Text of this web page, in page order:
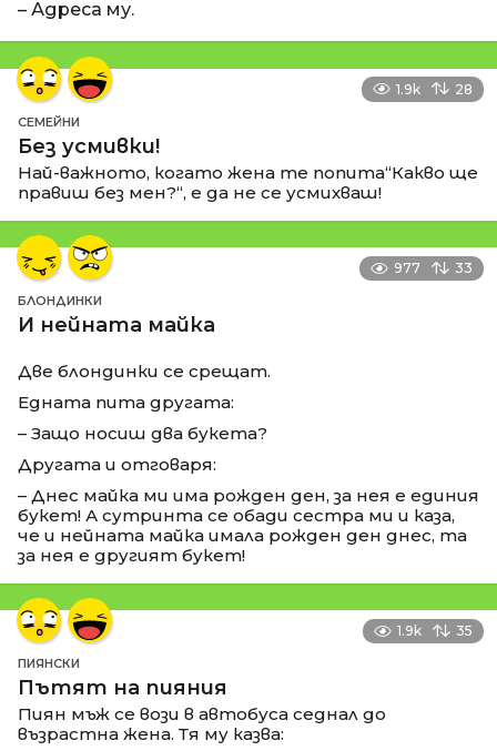
– Адреса му.
1.9k 28
СЕМЕЙНИ
Без усмивки!
Най-важното, когато жена те попита“Какво ще
правиш без мен?“, е да не се усмихваш!
977 33
БЛОНДИНКИ
И нейната майка
Две блондинки се срещат.
Едната пита другата:
– Защо носиш два букета?
Другата и отговаря:
– Днес майка ми има рожден ден, за нея е единия
букет! А сутринта се обади сестра ми и каза,
че и нейната майка имала рожден ден днес, та
за нея е другият букет!
1.9k 35
ПИЯНСКИ
Пътят на пияния
Пиян мъж се вози в автобуса седнал до
възрастна жена. Тя му казва: